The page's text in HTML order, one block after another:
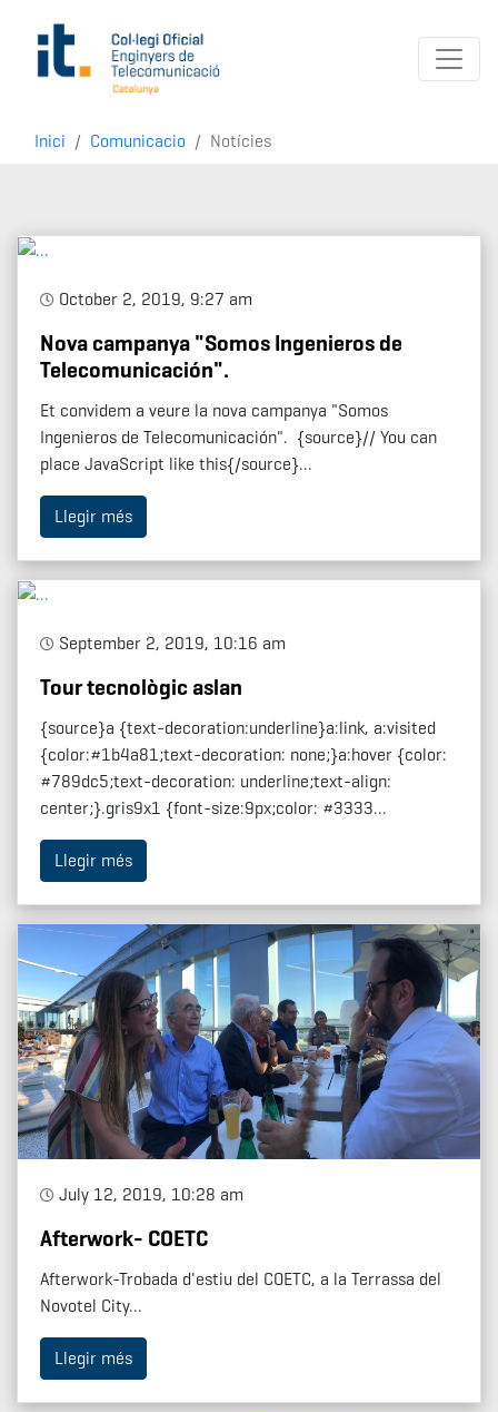
Inici Comunicacio Notícies
October 2, 2019, 9:27 am
Nova campanya "Somos Ingenieros de
Telecomunicación".
Et convidem a veure la nova campanya "Somos
Ingenieros de Telecomunicación". {source}// You can
place JavaScript like this{/source}...
Llegir més
September 2, 2019, 10:16 am
Tour tecnològic aslan
{source}a {text-decoration:underline}a:link, a:visited
{color:#1b4a81;text-decoration: none;}a:hover {color:
#789dc5;text-decoration: underline;text-align:
center;}.gris9x1 {font-size:9px;color: #3333...
Llegir més
July 12, 2019, 10:28 am
Afterwork- COETC
Afterwork-Trobada d'estiu del COETC, a la Terrassa del
Novotel City...
Llegir més